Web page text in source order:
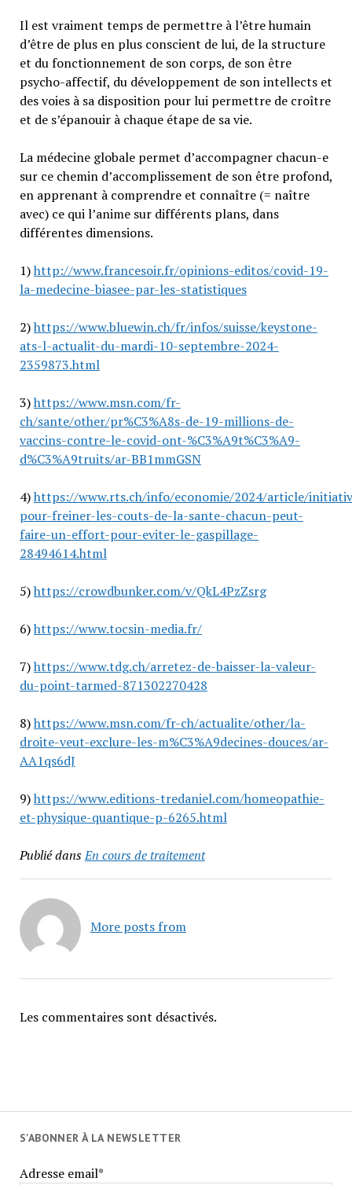
Il est vraiment temps de permettre à l’être humain
d’être de plus en plus conscient de lui, de la structure
et du fonctionnement de son corps, de son être
psycho-affectif, du développement de son intellects et
des voies à sa disposition pour lui permettre de croître
et de s’épanouir à chaque étape de sa vie.
La médecine globale permet d’accompagner chacun-e
sur ce chemin d’accomplissement de son être profond,
en apprenant à comprendre et connaître (= naître
avec) ce qui l’anime sur différents plans, dans
différentes dimensions.
1)http://www.francesoir.fr/opinions-editos/covid-19-
la-medecine-biasee-par-les-statistiques
2)https://www.bluewin.ch/fr/infos/suisse/keystone-
ats-l-actualit-du-mardi-10-septembre-2024-
2359873.html
3)https://www.msn.com/fr-
ch/sante/other/pr%C3%A8s-de-19-millions-de-
vaccins-contre-le-covid-ont-%C3%A9t%C3%A9-
d%C3%A9truits/ar-BB1mmGSN
4)https://www.rts.ch/info/economie/2024/article/
pour-freiner-les-couts-de-la-sante-chacun-peut-
faire-un-effort-pour-eviter-le-gaspillage-
28494614.html
5)https://crowdbunker.com/v/QkL4PzZsrg
6)https://www.tocsin-media.fr/
7)https://www.tdg.ch/arretez-de-baisser-la-valeur-
du-point-tarmed-871302270428
8)https://www.msn.com/fr-ch/actualite/other/la-
droite-veut-exclure-les-m%C3%A9decines-douces/ar-
AA1qs6dJ
9)https://www.editions-tredaniel.com/homeopathie-
et-physique-quantique-p-6265.html
Publié dansEn cours de traitement
More posts from
Les commentaires sont désactivés.
S'ABONNER À LA NEWSLETTER
Adresse email*